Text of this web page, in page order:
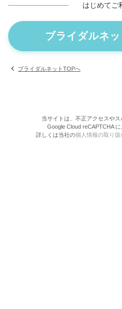
はじめてご
ブライダルネ
ブライダルネットTOPへ
当サイトは、不正アクセスや
Google Cloud reCAPTCHA に
詳しくは当社の個人情報の取り扱